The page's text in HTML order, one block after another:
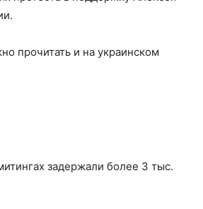
прочитать и на украинском
задержали более 3 тыс.